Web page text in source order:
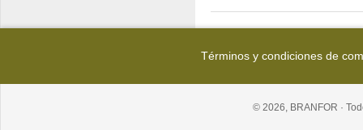
Términos y condiciones de
© 2026, BRANFOR ·